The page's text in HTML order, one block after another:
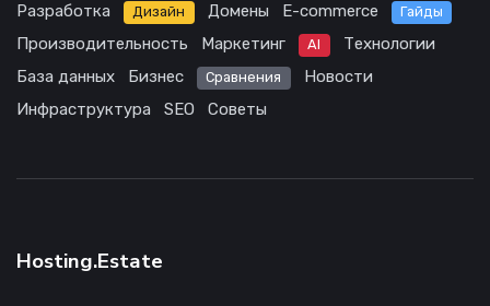
Разработка
Дизайн Домены E-commerce Гайды
Производительность Маркетинг AI
Технологии
База данных
Бизнес Сравнения
Новости
Инфраструктура
SEO Советы
Hosting.Estate